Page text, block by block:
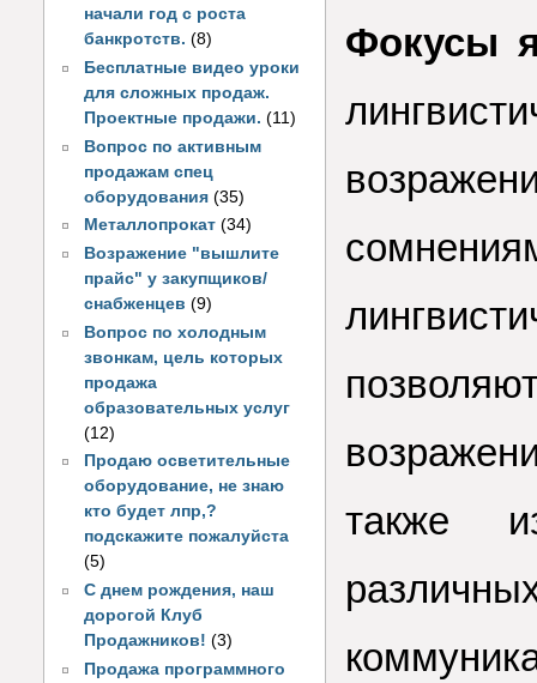
начали год с роста
банкротств. (8)
Бесплатные видео уроки
для сложных продаж.
Проектные продажи. (11)
Вопрос по активным
продажам спец
оборудования (35)
Металлопрокат (34)
Возражение "вышлите
прайс" у закупщиков/
снабженцев (9)
Вопрос по холодным
звонкам, цель которых
продажа
образовательных услуг
(12)
Продаю осветительные
оборудование, не знаю
кто будет лпр,?
подскажите пожалуйста
(5)
С днем рождения, наш
дорогой Клуб
Продажников! (3)
Продажа программного
Фокусы
также